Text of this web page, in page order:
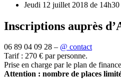
Jeudi 12 juillet 2018 de 14h30
Inscriptions auprès
06 89 04 09 28 – @ contact
Tarif : 270 € par personne.
Prise en charge par le plan de
Attention : nombre de places